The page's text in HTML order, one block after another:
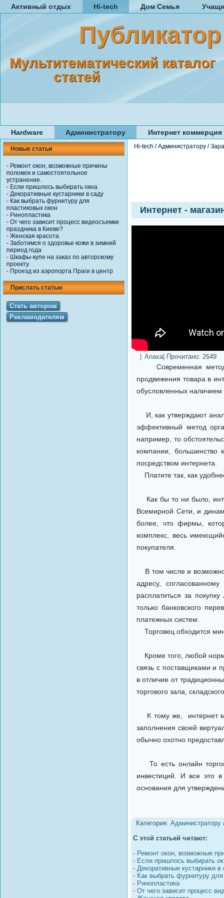
Активный отдых Hi-tech Дом Семья
Публикатор
Мультитематический каталог
статей
Hardware Администратору Интернет коммерция
Новые статьи
- Ремонт окон, возможные причины
поломок и самостоятельное
устранение.
- Если пришлось выбирать окна
- Декоративные кустарники в саду
- Как выбрать фурнитуру для
пластиковых окон
- Ринопластика
- От чего зависит процесс видеосъемки
праздника в Киеве?
- Женская красота
- Заботимся о здоровье кожи в зимний
период года
- Шкафы-купе на заказ по авторскому
проекту
- Проезд из аэропорта Праги в центр
Прислать статью
Стать автором
Рекламодателям
Hi-tech /Администратору /
Интернет -
Anaxa| Прочитано: 2649
Современная
продвижения товара в
обусловленных
И, как утверждают
эффективный метод
например, то
компании, большинство
посредством интернета.
Платите так, как
Как бы то ни было,
Всемирной Сети, и
более, что фирмы,
комплекс, весь
покупателя.
В том числе и
адресу,
расплатиться за
только банковского
платежных систем.
Торговец обходится
Кроме того, любой
связь с поставщиками и
в отличие от
торгового зала,
К тому же, интернет
заполнения своей
обычно охотно
То есть онлайн
инвестиций. И все это
основания для
Категория: Администратору
С этой статьей читают:
- Ремонт окон, возможные
- Если пришлось выбирать
- Декоративные кустарники в
- Как выбрать фурнитуру
- Ринопластика
- От чего зависит процесс